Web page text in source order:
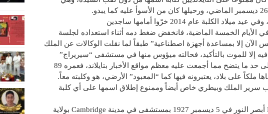
الكلبة عام 2014 خرّوا أمامها ساجدين
الخمسة الماضية، فانخفض ضغط دمه أثناء استعداده لجلسة
الآن إلا بمساعدة أجهزة اصطناعية” طبقاً لما نقلت الوكالات عن الملك
إلا للموت بالتأكيد، فحالته ميؤوس منها في مستشفى “سيريراج”
الشهير بالعاصمة بانكوك، على حد ما يتضح مما أجمعت عليه معظم مواقع الأخبار بتايلاند، فعمره 89
سرير الملك وبيطري خاص أيضاً وممنوع إطلاق اسمها على أي كلبة
الملك Bhumibol Adulyadej أبصر النور في 5 ديسمبر 1927 بمستشفى في مدينة Cambridge بولاية